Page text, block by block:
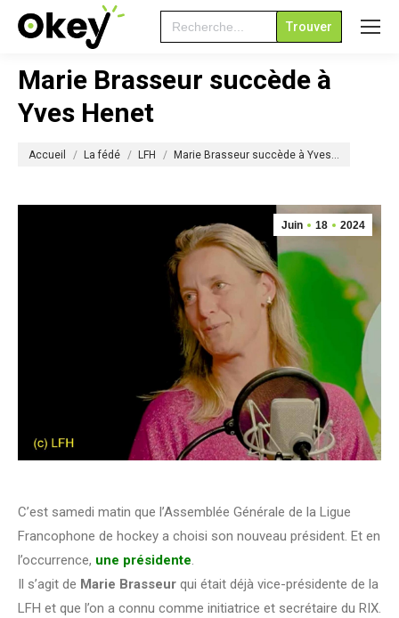
Search
for:
Marie Brasseur succède à
Yves Henet
Accueil La fédé LFH Marie Brasseur succède à Yves…
Juin 18 2024
C’est samedi matin que l’Assemblée Générale de la Ligue
Francophone de hockey a choisi son nouveau président. Et en
l’occurrence, une présidente.
Il s’agit de Marie Brasseur qui était déjà vice-présidente de la
LFH et que l’on a connu comme initiatrice et secrétaire du RIX.